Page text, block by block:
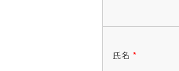
氏名 *